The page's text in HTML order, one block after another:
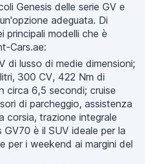
Genesis delle serie GV e
adeguata. Di
principali modelli che è
Cars.ae:
di lusso di medie dimensioni;
300 CV, 422 Nm di
circa 6,5 secondi; cruise
di parcheggio, assistenza
corsia, trazione integrale
GV70 è il SUV ideale per la
per i weekend ai margini del